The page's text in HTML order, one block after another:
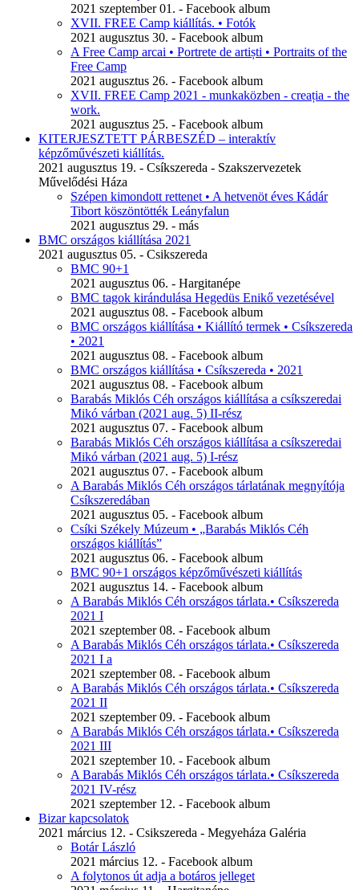
2021 szeptember 01. - Facebook album
XVII. FREE Camp kiállítás. • Fotók
2021 augusztus 30. - Facebook album
A Free Camp arcai • Portrete de artiști • Portraits of the
Free Camp
2021 augusztus 26. - Facebook album
XVII. FREE Camp 2021 - munkaközben - creația - the
work.
2021 augusztus 25. - Facebook album
KITERJESZTETT PÁRBESZÉD – interaktív
képzőművészeti kiállítás.
2021 augusztus 19. - Csíkszereda - Szakszervezetek
Művelődési Háza
Szépen kimondott rettenet • A hetvenöt éves Kádár
Tibort köszöntötték Leányfalun
2021 augusztus 29. - más
BMC országos kiállítása 2021
2021 augusztus 05. - Csikszereda
BMC 90+1
2021 augusztus 06. - Hargitanépe
BMC tagok kirándulása Hegedüs Enikő vezetésével
2021 augusztus 08. - Facebook album
BMC országos kiállítása • Kiállító termek • Csíkszereda
• 2021
2021 augusztus 08. - Facebook album
BMC országos kiállítása • Csíkszereda • 2021
2021 augusztus 08. - Facebook album
Barabás Miklós Céh országos kiállítása a csíkszeredai
Mikó várban (2021 aug. 5) II-rész
2021 augusztus 07. - Facebook album
Barabás Miklós Céh országos kiállítása a csíkszeredai
Mikó várban (2021 aug. 5) I-rész
2021 augusztus 07. - Facebook album
A Barabás Miklós Céh országos tárlatának megnyítója
Csíkszeredában
2021 augusztus 05. - Facebook album
Csíki Székely Múzeum • „Barabás Miklós Céh
országos kiállítás”
2021 augusztus 06. - Facebook album
BMC 90+1 országos képzőművészeti kiállítás
2021 augusztus 14. - Facebook album
A Barabás Miklós Céh országos tárlata.• Csíkszereda
2021 I
2021 szeptember 08. - Facebook album
A Barabás Miklós Céh országos tárlata.• Csíkszereda
2021 I a
2021 szeptember 08. - Facebook album
A Barabás Miklós Céh országos tárlata.• Csíkszereda
2021 II
2021 szeptember 09. - Facebook album
A Barabás Miklós Céh országos tárlata.• Csíkszereda
2021 III
2021 szeptember 10. - Facebook album
A Barabás Miklós Céh országos tárlata.• Csíkszereda
2021 IV-rész
2021 szeptember 12. - Facebook album
Bizar kapcsolatok
2021 március 12. - Csikszereda - Megyeháza Galéria
Botár László
2021 március 12. - Facebook album
A folytonos út adja a botáros jelleget